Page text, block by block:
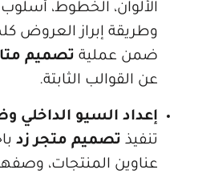
الخطوط، أسلوب عرض
إبراز العروض كلها
عمليةتصميم متاجر زد
الثابتة.
السيو الداخلي وضبط
تصميم متجر زدباحتراف
المنتجات، وصفها، وضبط